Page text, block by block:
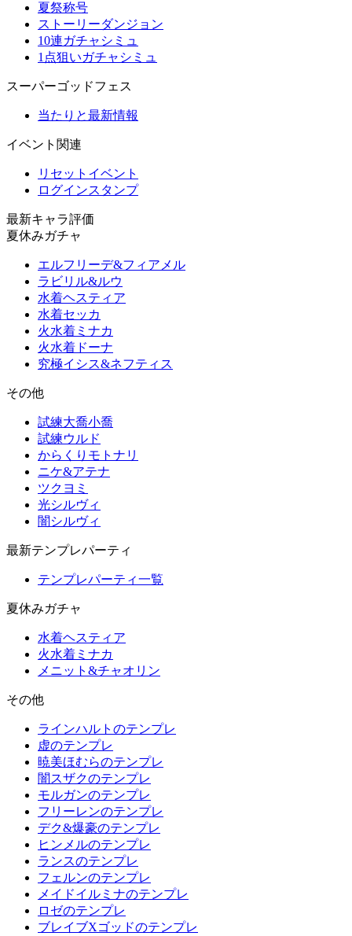
夏祭称号
ストーリーダンジョン
10連ガチャシミュ
1点狙いガチャシミュ
スーパーゴッドフェス
当たりと最新情報
イベント関連
リセットイベント
ログインスタンプ
最新キャラ評価
夏休みガチャ
エルフリーデ&フィアメル
ラビリル&ルウ
水着ヘスティア
水着セッカ
火水着ミナカ
火水着ドーナ
究極イシス&ネフティス
その他
試練大喬小喬
試練ウルド
からくりモトナリ
ニケ&アテナ
ツクヨミ
光シルヴィ
闇シルヴィ
最新テンプレパーティ
テンプレパーティ一覧
夏休みガチャ
水着ヘスティア
火水着ミナカ
メニット&チャオリン
その他
ラインハルトのテンプレ
虚のテンプレ
暁美ほむらのテンプレ
闇スザクのテンプレ
モルガンのテンプレ
フリーレンのテンプレ
デク&爆豪のテンプレ
ヒンメルのテンプレ
ランスのテンプレ
フェルンのテンプレ
メイドイルミナのテンプレ
ロゼのテンプレ
ブレイブXゴッドのテンプレ